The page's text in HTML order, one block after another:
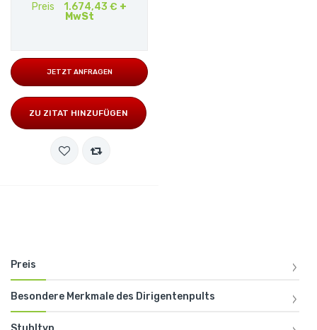
Preis
Besondere Merkmale des Dirigentenpults
Preis 1.674,43 € +
MwSt
JETZT ANFRAGEN
ZU ZITAT HINZUFÜGEN